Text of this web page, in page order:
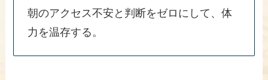
朝のアクセス不安と判断をゼロにして、体
力を温存する。